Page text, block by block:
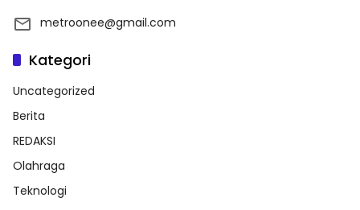
metroonee@gmail.com
Kategori
Uncategorized
Berita
REDAKSI
Olahraga
Teknologi